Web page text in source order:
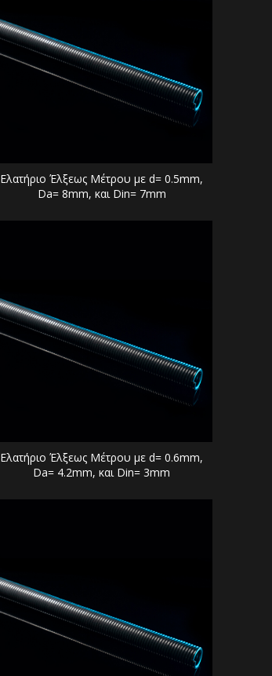
Ελατήριο Έλξεως Μέτρου με d= 0.5mm,
Da= 8mm, και Din= 7mm
Ελατήριο Έλξεως Μέτρου με d= 0.6mm,
Da= 4.2mm, και Din= 3mm